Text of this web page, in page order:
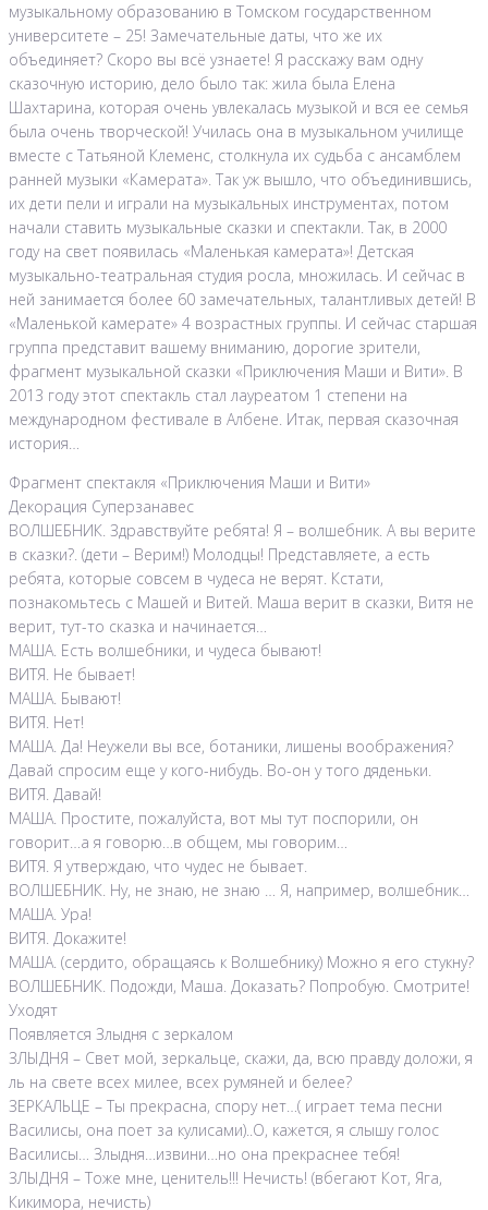
музыкальному образованию в Томском государственном
университете – 25! Замечательные даты, что же их
объединяет? Скоро вы всё узнаете! Я расскажу вам одну
сказочную историю, дело было так: жила была Елена
Шахтарина, которая очень увлекалась музыкой и вся ее семья
была очень творческой! Училась она в музыкальном училище
вместе с Татьяной Клеменс, столкнула их судьба с ансамблем
ранней музыки «Камерата». Так уж вышло, что объединившись,
их дети пели и играли на музыкальных инструментах, потом
начали ставить музыкальные сказки и спектакли. Так, в 2000
году на свет появилась «Маленькая камерата»! Детская
музыкально-театральная студия росла, множилась. И сейчас в
ней занимается более 60 замечательных, талантливых детей! В
«Маленькой камерате» 4 возрастных группы. И сейчас старшая
группа представит вашему вниманию, дорогие зрители,
фрагмент музыкальной сказки «Приключения Маши и Вити». В
2013 году этот спектакль стал лауреатом 1 степени на
международном фестивале в Албене. Итак, первая сказочная
история…
Фрагмент спектакля «Приключения Маши и Вити»
Декорация Суперзанавес
ВОЛШЕБНИК. Здравствуйте ребята! Я – волшебник. А вы верите
в сказки?. (дети – Верим!) Молодцы! Представляете, а есть
ребята, которые совсем в чудеса не верят. Кстати,
познакомьтесь с Машей и Витей. Маша верит в сказки, Витя не
верит, тут-то сказка и начинается…
МАША. Есть волшебники, и чудеса бывают!
ВИТЯ. Не бывает!
МАША. Бывают!
ВИТЯ. Нет!
МАША. Да! Неужели вы все, ботаники, лишены воображения?
Давай спросим еще у кого-нибудь. Во-он у того дяденьки.
ВИТЯ. Давай!
МАША. Простите, пожалуйста, вот мы тут поспорили, он
говорит…а я говорю…в общем, мы говорим…
ВИТЯ. Я утверждаю, что чудес не бывает.
ВОЛШЕБНИК. Ну, не знаю, не знаю … Я, например, волшебник…
МАША. Ура!
ВИТЯ. Докажите!
МАША. (сердито, обращаясь к Волшебнику) Можно я его стукну?
ВОЛШЕБНИК. Подожди, Маша. Доказать? Попробую. Смотрите!
Уходят
Появляется Злыдня с зеркалом
ЗЛЫДНЯ – Свет мой, зеркальце, скажи, да, всю правду доложи, я
ль на свете всех милее, всех румяней и белее?
ЗЕРКАЛЬЦЕ – Ты прекрасна, спору нет…( играет тема песни
Василисы, она поет за кулисами)..О, кажется, я слышу голос
Василисы… Злыдня…извини…но она прекраснее тебя!
ЗЛЫДНЯ – Тоже мне, ценитель!!! Нечисть! (вбегают Кот, Яга,
Кикимора, нечисть)